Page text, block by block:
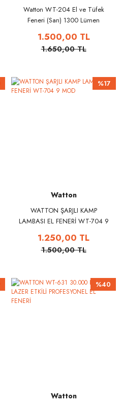
Watton WT-204 El ve Tüfek
Feneri (Sarı) 1300 Lümen
1.500,00 TL
1.650,00 TL
%17
Watton
WATTON ŞARJLI KAMP
LAMBASI EL FENERİ WT-704 9
1.250,00 TL
1.500,00 TL
%40
Watton